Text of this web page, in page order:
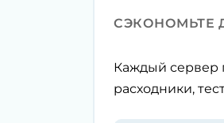
СЭКОНОМЬТЕ
Каждый сервер
расходники,